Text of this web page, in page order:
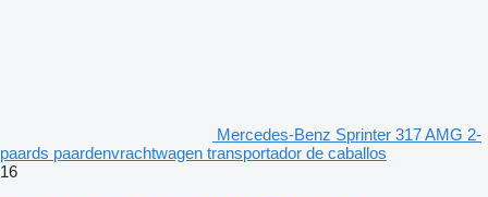
Mercedes-Benz Sprinter 317 AMG 2-
paards paardenvrachtwagen transportador de caballos
16